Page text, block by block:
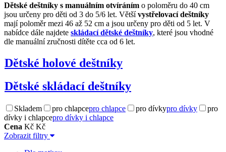
Dětské deštníky s manuálním otvíráním o poloměru do 40 cm
jsou určeny pro děti od 3 do 5/6 let. Většívystřelovací deštníky
mají poloměr mezi 46 až 52 cm a jsou určeny pro děti od 5 let. V
nabídce dále najdete skládací dětské deštníky, které jsou vhodné
dle manuální zručnosti dítěte cca od 6 let.
Dětské holové deštníky
Dětské skládací deštníky
Skladem pro chlapcepro chlapce pro dívkypro dívky
pro
dívky i chlapcepro dívky i chlapce
Cena Kč Kč
Zobrazit filtry